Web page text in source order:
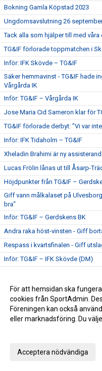
Bokning Gamla Köpstad 2023
Ungdomsavslutning 26
Tack alla som hjälper till med våra
TG&IF förlorade toppmatchen i
Inför: IFK Skövde – TG&IF
Säker hemmavinst - TG&IF hade
Vårgårda IK
Inför: TG&IF – Vårgårda IK
Jose Maria Cid Sameron klar för
TG&IF förlorade derbyt: ”Vi var
Inför: IFK Tidaholm – TG&IF
Xheladin Brahimi är ny
Lucas Frölin lånas ut till Åsarp-
Höjdpunkter från TG&IF –
Giff vann målkalaset på
bra”
Inför: TG&IF – Gerdskens BK
Andra raka höst-vinsten - Giff
Respass i kvartsfinalen - Giff
Inför: TG&IF – IFK Skövde (DM)
Inför: Åsarp-Trädet FK – TG&IF
Arvid förstärker TG&IF:s
testa på något nytt”
träningsmatchen i Jönköping
För att hemsidan ska
cookies från SportAdmin.
Föreningen kan också
eller marknadsföring. Du
Acceptera nödvändiga